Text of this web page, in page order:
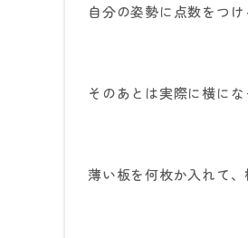
自分の姿勢に点数をつ
そのあとは実際に横にな
薄い板を何枚か入れて